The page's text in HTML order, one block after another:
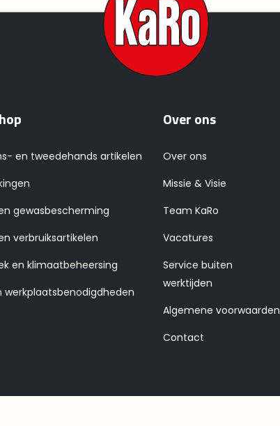
en tweedehands artikelen
gewasbescherming
verbruiksartikelen
en klimaatbeheersing
werkplaatsbenodigdheden
Over ons
Over ons
Missie & Visie
Team KaRo
Vacatures
Service buiten
werktijden
Algemene voorwaarden
Contact